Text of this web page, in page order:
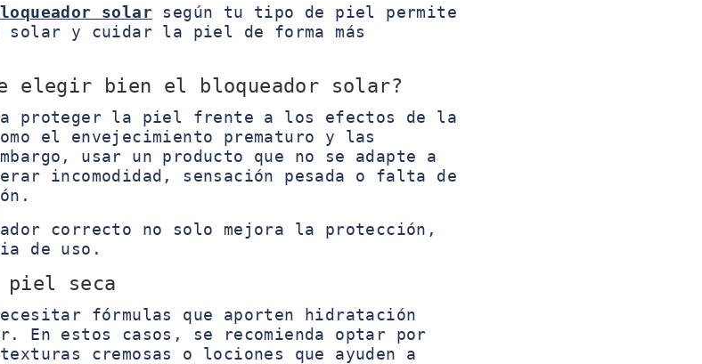
solar según tu tipo de piel permite
solar y cuidar la piel de forma más
elegir bien el bloqueador solar?
a proteger la piel frente a los efectos de la
el envejecimiento prematuro y las
usar un producto que no se adapte a
incomodidad, sensación pesada o falta de
correcto no solo mejora la protección,
de uso.
piel seca
fórmulas que aporten hidratación
En estos casos, se recomienda optar por
cremosas o lociones que ayuden a